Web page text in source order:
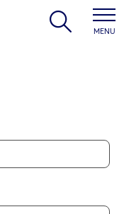
MENU